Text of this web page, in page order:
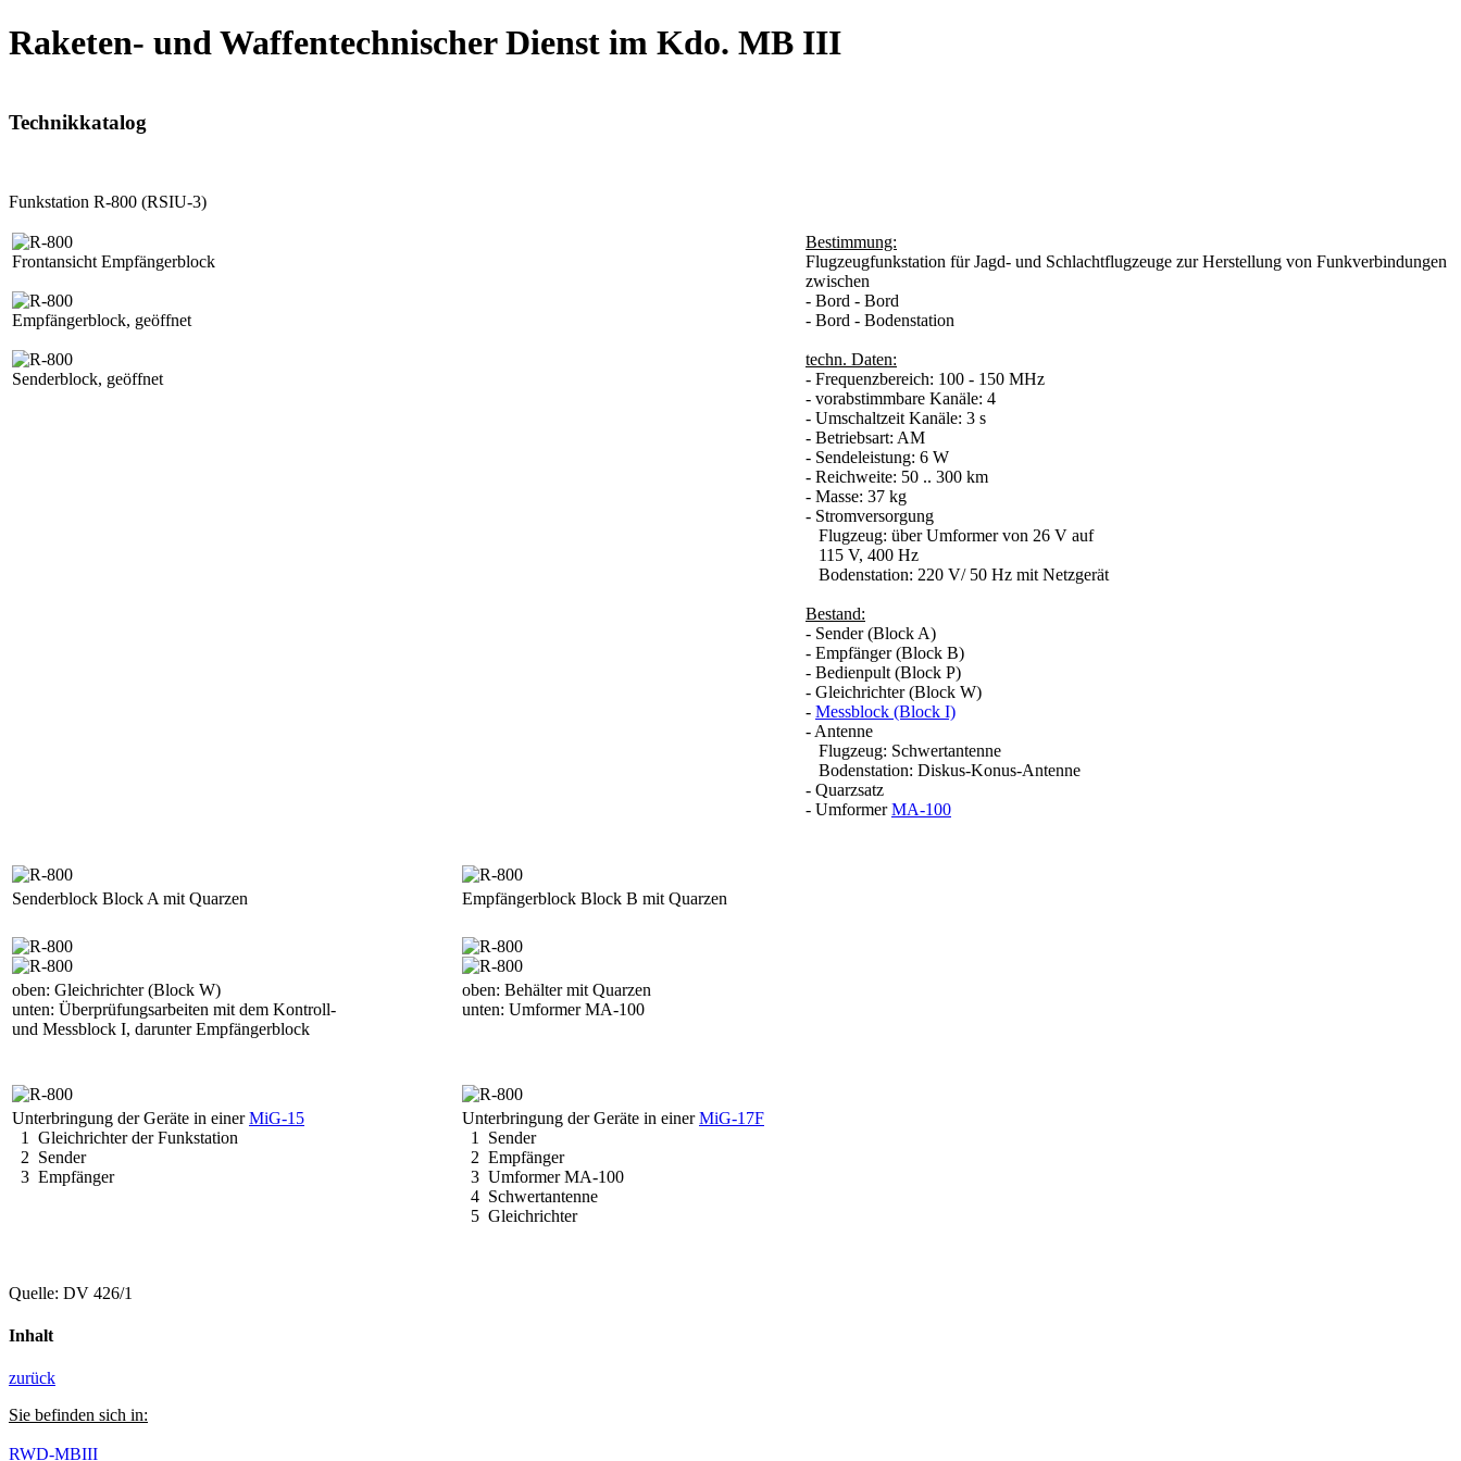
Raketen- und Waffentechnischer Dienst im Kdo. MB III
Technikkatalog
Funkstation R-800 (RSIU-3)
Frontansicht Empfängerblock
Empfängerblock, geöffnet
Senderblock, geöffnet
Bestimmung:
Flugzeugfunkstation für Jagd- und Schlachtflugzeuge zur Herstellung von Funkverbindungen
zwischen
- Bord - Bord
- Bord - Bodenstation
techn. Daten:
- Frequenzbereich: 100 - 150 MHz
- vorabstimmbare Kanäle: 4
- Umschaltzeit Kanäle: 3 s
- Betriebsart: AM
- Sendeleistung: 6 W
- Reichweite: 50 .. 300 km
- Masse: 37 kg
- Stromversorgung
Flugzeug: über Umformer von 26 V auf
115 V, 400 Hz
Bodenstation: 220 V/ 50 Hz mit Netzgerät
Bestand:
- Sender (Block A)
- Empfänger (Block B)
- Bedienpult (Block P)
- Gleichrichter (Block W)
- Messblock (Block I)
- Antenne
Flugzeug: Schwertantenne
Bodenstation: Diskus-Konus-Antenne
- Quarzsatz
- UmformerMA-100
Senderblock Block A mit Quarzen Empfängerblock Block B mit Quarzen
oben: Gleichrichter (Block W)
unten: Überprüfungsarbeiten mit dem Kontroll-
und Messblock I, darunter Empfängerblock
oben: Behälter mit Quarzen
unten: Umformer MA-100
Unterbringung der Geräte in einerMiG-15
1 Gleichrichter der Funkstation
2 Sender
3 Empfänger
Unterbringung der Geräte in einerMiG-17F
1 Sender
2 Empfänger
3 Umformer MA-100
4 Schwertantenne
5 Gleichrichter
Quelle: DV 426/1
Inhalt
zurück
Sie befinden sich in:
RWD-MBIII